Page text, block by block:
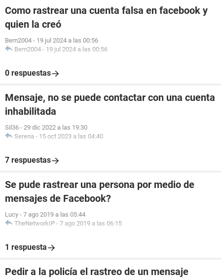
Como rastrear una cuenta falsa en facebook y
quien la creó
Bem2004 - 19 jul 2024 a las 00:56
Bem2004 - 19 jul 2024 a las 00:56
0 respuestas
Mensaje, no se puede contactar con una cuenta
inhabilitada
Sil36 - 29 dic 2022 a las 19:30
Serena - 15 oct 2023 a las 04:40
7 respuestas
Se pude rastrear una persona por medio de
mensajes de Facebook?
Lucy - 7 ago 2019 a las 05:44
TheNetworkIP - 7 ago 2019 a las 06:15
1 respuesta
Pedir a la policía el rastreo de un mensaje